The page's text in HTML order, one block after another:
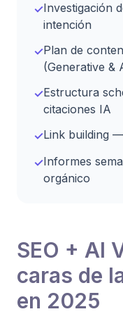
✓Investigación
intención
✓Plan de
(Generative &
✓Estructura
citaciones IA
✓Link building
✓Informes
orgánico
SEO + AI
caras de
en 2025